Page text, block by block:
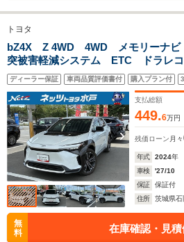
トヨタ
bZ4X Z 4WD 4WD メモリーナ
突被害軽減システム ETC ドラレ
プ ワンオーナー 記録簿
ディーラー保証 車両品質評価書付 購入プラン付
支払総額
449.6万円
残価ローン 月々
年式 2024年
車検
'27/10
保証
保証付
住所
茨城県石
無
料
在庫確認・見積